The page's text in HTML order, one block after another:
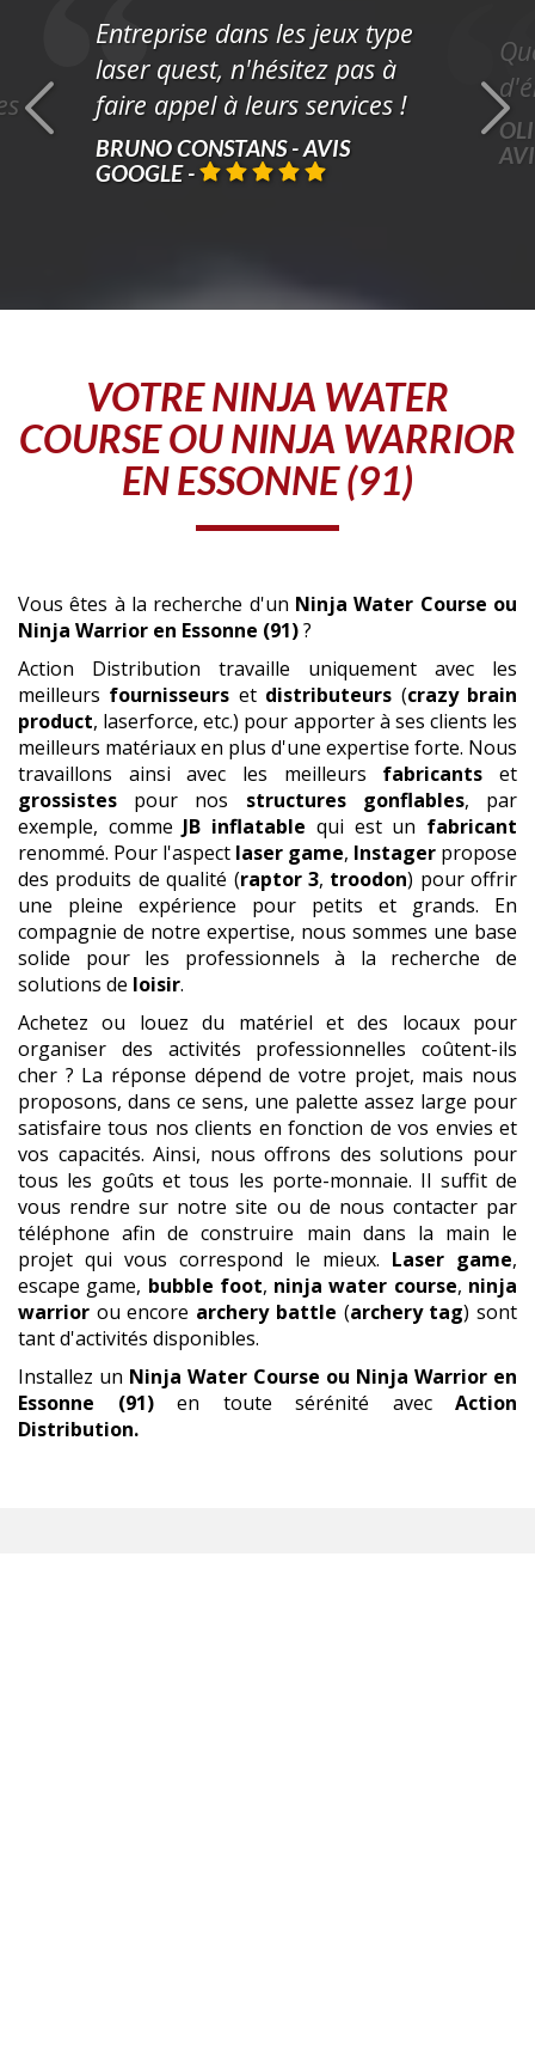
Entreprise dans les jeux type
laser quest, n'hésitez pas à
faire appel à leurs services !
BRUNO CONSTANS - AVIS
GOOGLE -
VOTRENINJA WATER
COURSE OU NINJA WARRIOR
EN ESSONNE (91)
Vous êtes à la recherche d'un Ninja Water Course ou
Ninja Warrior en Essonne (91)?
Action Distribution travaille uniquement avec les
meilleurs fournisseurs et distributeurs (crazy brain
product, laserforce, etc.) pour apporter à ses clients les
meilleurs matériaux en plus d'une expertise forte. Nous
travaillons ainsi avec les meilleurs fabricants et
grossistes pour nos structures gonflables, par
exemple, comme JB inflatable qui est un fabricant
renommé. Pour l'aspect laser game, Instager propose
des produits de qualité (raptor 3, troodon) pour offrir
une pleine expérience pour petits et grands. En
compagnie de notre expertise, nous sommes une base
solide pour les professionnels à la recherche de
solutions de loisir.
Achetez ou louez du matériel et des locaux pour
organiser des activités professionnelles coûtent-ils
cher ? La réponse dépend de votre projet, mais nous
proposons, dans ce sens, une palette assez large pour
satisfaire tous nos clients en fonction de vos envies et
vos capacités. Ainsi, nous offrons des solutions pour
tous les goûts et tous les porte-monnaie. Il suffit de
vous rendre sur notre site ou de nous contacter par
téléphone afin de construire main dans la main le
projet qui vous correspond le mieux. Laser game,
escape game, bubble foot, ninja water course, ninja
warrior ou encore archery battle (archery tag) sont
tant d'activités disponibles.
Installez un Ninja Water Course ou Ninja Warrior en
Essonne (91)en toute sérénité avec Action
Distribution.